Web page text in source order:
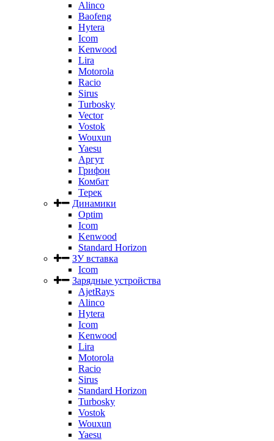
Alinco
Baofeng
Hytera
Icom
Kenwood
Lira
Motorola
Racio
Sirus
Turbosky
Vector
Vostok
Wouxun
Yaesu
Аргут
Грифон
Комбат
Терек
Динамики
Optim
Icom
Kenwood
Standard Horizon
ЗУ вставка
Icom
Зарядные устройства
AjetRays
Alinco
Hytera
Icom
Kenwood
Lira
Motorola
Racio
Sirus
Standard Horizon
Turbosky
Vostok
Wouxun
Yaesu